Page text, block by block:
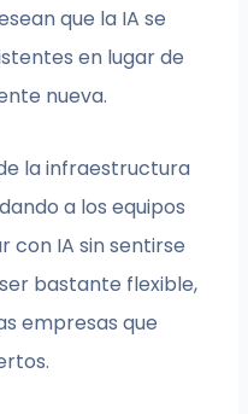
que la IA se
en lugar de
nueva.
la infraestructura
a los equipos
con IA sin sentirse
bastante flexible,
empresas que